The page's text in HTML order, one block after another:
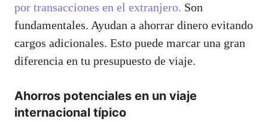
por transacciones en el extranjero. Son
fundamentales. Ayudan a ahorrar dinero evitando
cargos adicionales. Esto puede marcar una gran
diferencia en tu presupuesto de viaje.
Ahorros potenciales en un viaje
internacional típico